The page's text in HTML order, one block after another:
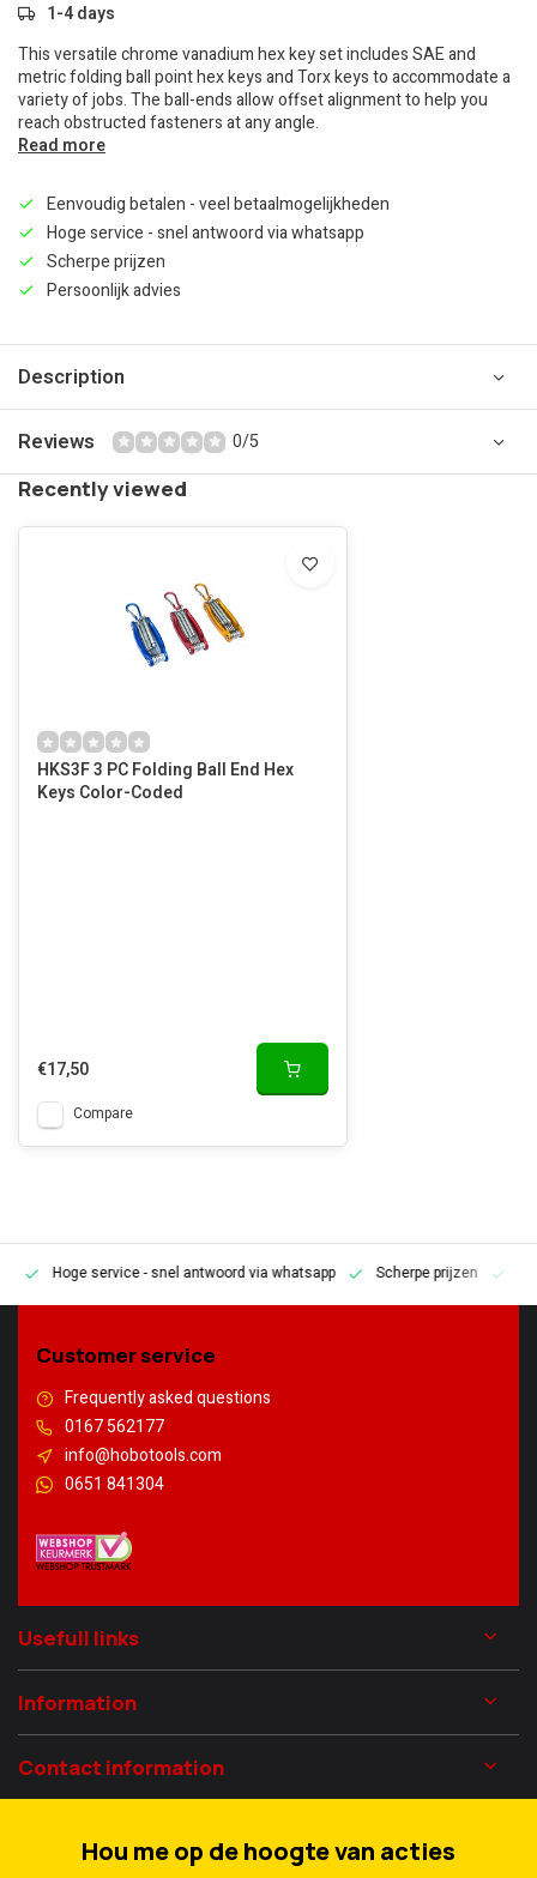
1-4 days
This versatile chrome vanadium hex key set includes SAE and
metric folding ball point hex keys and Torx keys to accommodate a
variety of jobs. The ball-ends allow offset alignment to help you
reach obstructed fasteners at any angle.
Read more
Eenvoudig betalen - veel betaalmogelijkheden
Hoge service - snel antwoord via whatsapp
Scherpe prijzen
Persoonlijk advies
Description
Reviews 0/5
Recently viewed
HKS3F 3 PC Folding Ball End Hex
Keys Color-Coded
€17,50
Compare
Hoge service- snel antwoord via whatsapp Scherpe prijzen
Customer service
Frequently asked questions
0167 562177
info@hobotools.com
0651 841304
Usefull links
Information
Contact information
Hou me op de hoogte van acties